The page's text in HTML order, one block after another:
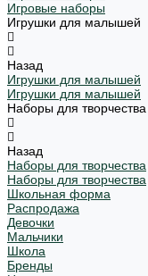
Игровые наборы
Игрушки для малышей
Назад
Игрушки для малышей
Игрушки для малышей
Наборы для творчества
Назад
Наборы для творчества
Наборы для творчества
Школьная форма
Распродажа
Девочки
Мальчики
Школа
Бренды